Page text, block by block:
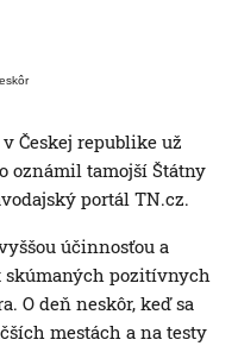
Českej republike už
oznámil tamojší Štátny
portál TN.cz.
účinnosťou a
skúmaných pozitívnych
O deň neskôr, keď sa
mestách a na testy